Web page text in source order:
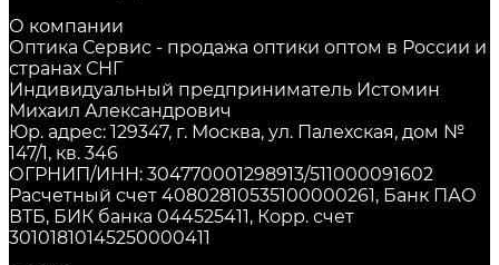
О компании
Оптика Сервис - продажа оптики оптом в России и
странах СНГ
Индивидуальный предприниматель Истомин
Михаил Александрович
Юр. адрес: 129347, г. Москва, ул. Палехская, дом №
147/1, кв. 346
ОГРНИП/ИНН: 304770001298913/511000091602
Расчетный счет 40802810535100000261, Банк ПАО
ВТБ, БИК банка 044525411, Корр. счет
30101810145250000411